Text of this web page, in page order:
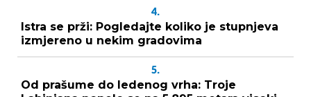
4.
Istra se prži: Pogledajte koliko je stupnjeva
izmjereno u nekim gradovima
5.
Od prašume do ledenog vrha: Troje